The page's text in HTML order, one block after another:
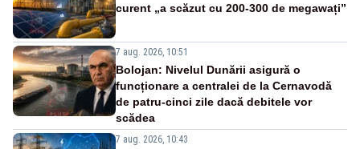
curent „a scăzut cu 200-300 de megawați”
7 aug. 2026, 10:51
Bolojan: Nivelul Dunării asigură o
funcționare a centralei de la Cernavodă
de patru-cinci zile dacă debitele vor
scădea
7 aug. 2026, 10:43